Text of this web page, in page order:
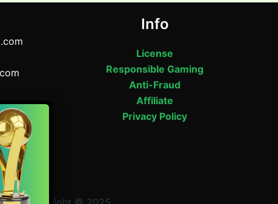
Info
License
Responsible Gaming
Anti-Fraud
Affiliate
Privacy Policy